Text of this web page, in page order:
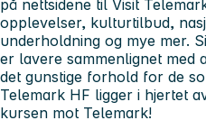
på nettsidene til Visit
opplevelser, kulturtilbud,
underholdning og mye mer.
er lavere sammenlignet med
det gunstige forhold for de
Telemark HF ligger i hjertet
kursen mot Telemark!